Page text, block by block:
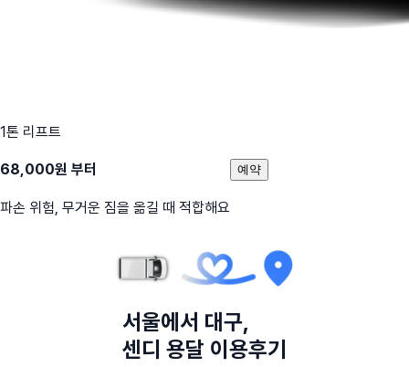
1톤 리프트
68,000원 부터
파손 위험, 무거운 짐을 옮길 때 적합해요
예약
서울에서 대구,
센디 용달 이용후기